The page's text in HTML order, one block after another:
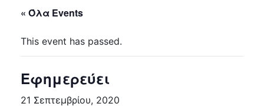
« Όλα Events
This event has passed.
Εφημερεύει
21 Σεπτεμβρίου, 2020